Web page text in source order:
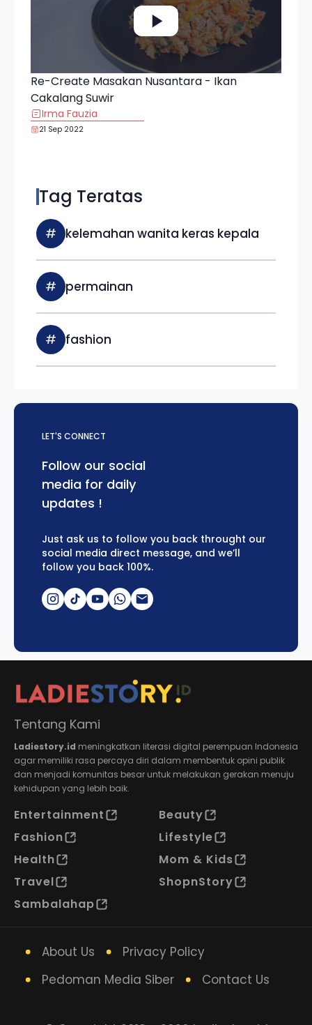
Re-Create Masakan Nusantara - Ikan
Cakalang Suwir
Irma Fauzia
21 Sep 2022
Tag Teratas
# kelemahan wanita keras kepala
# permainan
# fashion
LET'S CONNECT
Follow our social
media for daily
updates !
Just ask us to follow you back throught our
social media direct message, and we’ll
follow you back 100%.
Tentang Kami
Ladiestory.id meningkatkan literasi digital perempuan Indonesia
agar memiliki rasa percaya diri dalam membentuk opini publik
dan menjadi komunitas besar untuk melakukan gerakan menuju
kehidupan yang lebih baik.
Entertainment
Beauty
Fashion
Lifestyle
Health
Mom & Kids
Travel
ShopnStory
Sambalahap
About Us
Privacy Policy
Pedoman Media Siber
Contact Us